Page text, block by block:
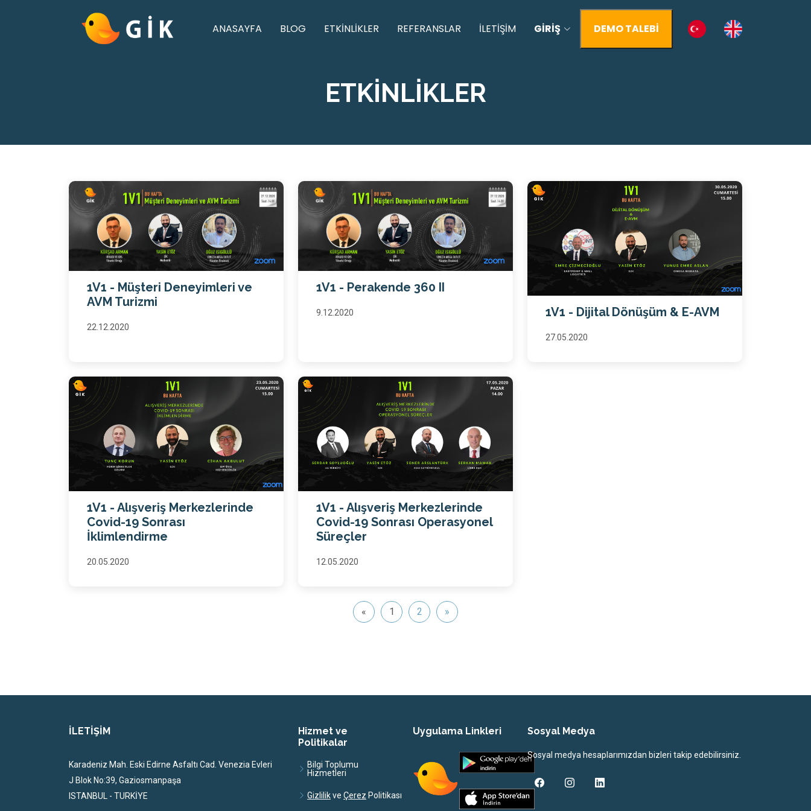
ANASAYFA BLOG ETKİNLİKLER REFERANSLAR İLETİŞİM GİRİŞ DEMO TALEBİ
ETKİNLİKLER
1V1 - Müşteri Deneyimleri ve
AVM Turizmi
22.12.2020
1V1 - Perakende 360 II
9.12.2020 1V1 - Dijital Dönüşüm & E-AVM
27.05.2020
1V1 - Alışveriş Merkezlerinde
Covid-19 Sonrası
İklimlendirme
20.05.2020
1V1 - Alışveriş Merkezlerinde
Covid-19 Sonrası Operasyonel
Süreçler
12.05.2020
« 1 2 »
İLETİŞİM
Karadeniz Mah. Eski Edirne Asfaltı Cad. Venezia Evleri
J Blok No:39, Gaziosmanpaşa
ISTANBUL - TURKİYE
Hizmet ve
Politikalar
Bilgi Toplumu
Hizmetleri
Gizlilikve Çerez Politikası
Uygulama Linkleri Sosyal Medya
Sosyal medya hesaplarımızdan bizleri takip edebilirsiniz.